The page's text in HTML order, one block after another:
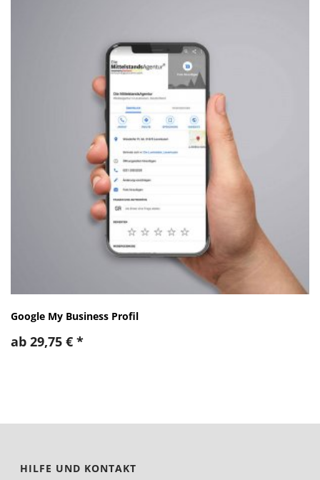
Google My Business Profil
ab 29,75 € *
HILFE UND KONTAKT